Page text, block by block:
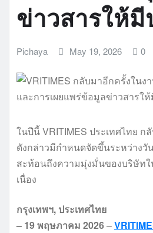
ข่าวสารให้
Pichaya May 19, 2026 0
ในปีนี้ VRITIMES ประเทศไทย
ดังกล่าวมีกำหนดจัดขึ้นระหว่างวั
สะท้อนถึงความมุ่งมั่นของบริษัท
เนื่อง
กรุงเทพฯ, ประเทศไทย
– 19 พฤษภาคม 2026–